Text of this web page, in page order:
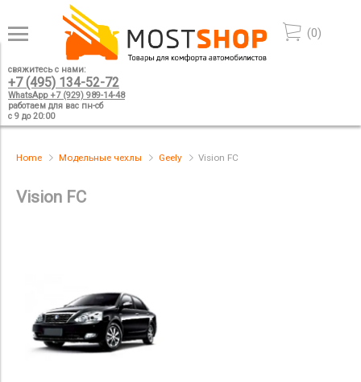
(0)
свяжитесь с нами:
+7 (495) 134-52-72
WhatsApp +7 (929) 989-14-48
работаем для вас пн-сб
с 9 до 20:00
Home Модельные чехлы Geely Vision FC
Vision FC